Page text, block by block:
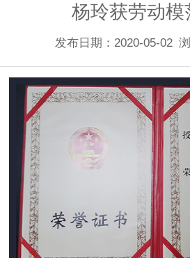
杨玲获劳动模
发布日期：2020-05-02